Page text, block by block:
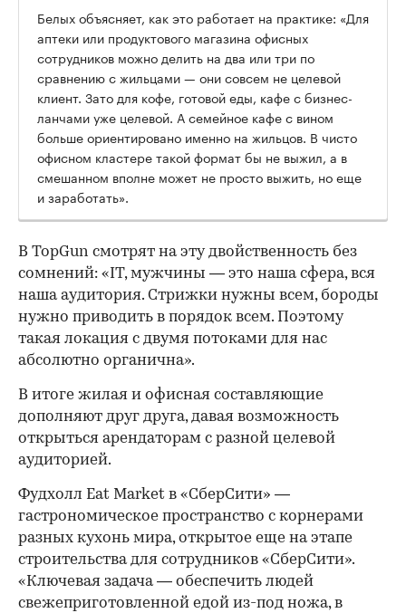
Белых объясняет, как это работает на практике: «Для
аптеки или продуктового магазина офисных
сотрудников можно делить на два или три по
сравнению с жильцами — они совсем не целевой
клиент. Зато для кофе, готовой еды, кафе с бизнес-
ланчами уже целевой. А семейное кафе с вином
больше ориентировано именно на жильцов. В чисто
офисном кластере такой формат бы не выжил, а в
смешанном вполне может не просто выжить, но еще
и заработать».
В TopGun смотрят на эту двойственность без
сомнений: «IT, мужчины — это наша сфера, вся
наша аудитория. Стрижки нужны всем, бороды
нужно приводить в порядок всем. Поэтому
такая локация с двумя потоками для нас
абсолютно органична».
В итоге жилая и офисная составляющие
дополняют друг друга, давая возможность
открыться арендаторам с разной целевой
аудиторией.
Фудхолл Eat Market в «СберСити» —
гастрономическое пространство с корнерами
разных кухонь мира, открытое еще на этапе
строительства для сотрудников «СберСити».
«Ключевая задача — обеспечить людей
свежеприготовленной едой из-под ножа, в